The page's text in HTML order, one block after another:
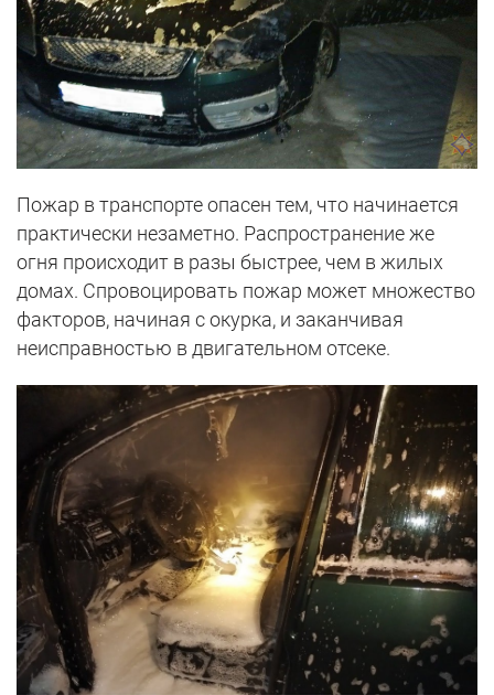
Пожар в транспорте опасен тем, что начинается
практически незаметно. Распространение же
огня происходит в разы быстрее, чем в жилых
домах. Спровоцировать пожар может множество
факторов, начиная с окурка, и заканчивая
неисправностью в двигательном отсеке.